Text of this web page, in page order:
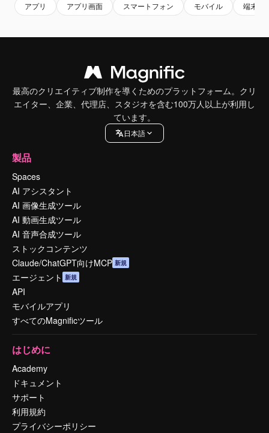
アプリ アプリ画面 スマートフォン モバイル 端末
最高のクリエイティブ制作を導くためのプラットフォーム。クリ
エイター、企業、代理店、スタジオを含む100万人以上が利用し
ています。
日本語
製品
Spaces
AI アシスタント
AI 画像生成ツール
AI 動画生成ツール
AI 音声合成ツール
ストックコンテンツ
Claude/ChatGPT向けMCP 新規
エージェント 新規
API
モバイルアプリ
すべてのMagnificツール
はじめに
Academy
ドキュメント
サポート
利用規約
プライバシーポリシー